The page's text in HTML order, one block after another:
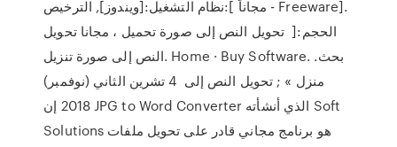
نظام التشغيل:[ويندوز], الترخيص:[ مجاناً - Freeware].
الحجم:[ تحويل النص إلى صورة تحميل ، مجانا تحويل
النص إلى صورة تنزيل. Home · Buy Software. بحث.
منزل » ; تحويل النص إلى 4 تشرين الثاني (نوفمبر)
2018 إن JPG to Word Converter الذي أنشأته Soft
Solutions هو برنامج مجاني قادر على تحويل ملفات